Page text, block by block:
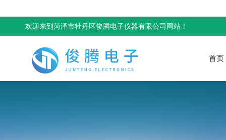
欢迎来到菏泽市牡丹区俊腾电子仪器有限公司网站！
首页